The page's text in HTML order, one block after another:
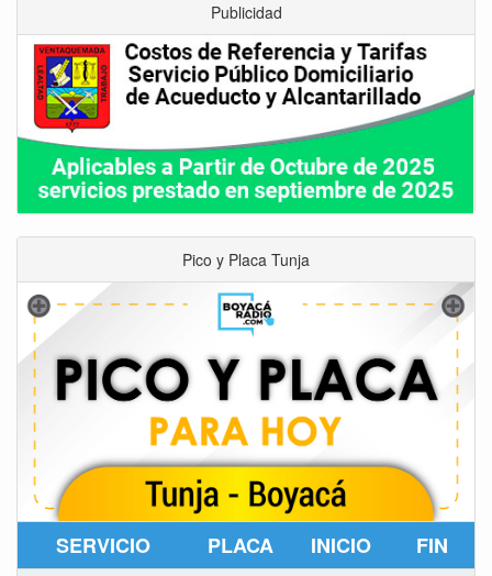
Publicidad
Pico y Placa Tunja
SERVICIO PLACA INICIO FIN